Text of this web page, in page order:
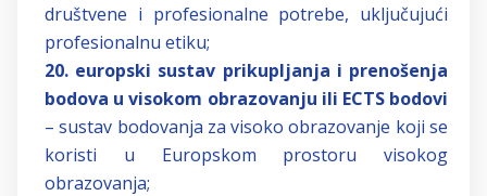
društvene i profesionalne potrebe, uključujući
profesionalnu etiku;
20. europski sustav prikupljanja i prenošenja
bodova u visokom obrazovanju ili ECTS bodovi
– sustav bodovanja za visoko obrazovanje koji se
koristi u Europskom prostoru visokog
obrazovanja;